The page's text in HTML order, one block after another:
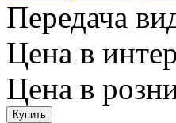
Передача
Цена в
Цена в